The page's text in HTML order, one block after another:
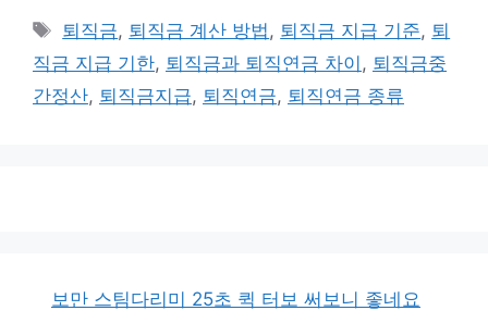
태
그
퇴직금, 퇴직금 계산 방법, 퇴직금 지급 기준, 퇴
직금 지급 기한, 퇴직금과 퇴직연금 차이 , 퇴직금중
간정산, 퇴직금지급, 퇴직연금, 퇴직연금 종류
보만 스팀다리미 25초 퀵 터보 써보니 좋네요